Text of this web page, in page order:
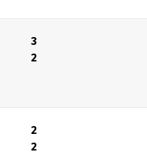
3
2
2
2